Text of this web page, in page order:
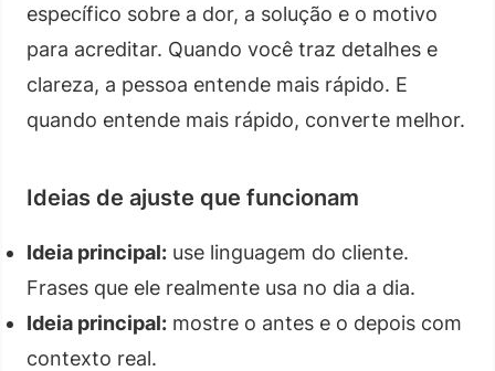
específico sobre a dor, a solução e o motivo
para acreditar. Quando você traz detalhes e
clareza, a pessoa entende mais rápido. E
quando entende mais rápido, converte melhor.
Ideias de ajuste que funcionam
Ideia principal: use linguagem do cliente.
Frases que ele realmente usa no dia a dia.
Ideia principal: mostre o antes e o depois com
contexto real.